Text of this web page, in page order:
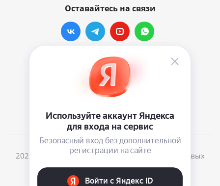
Оставайтесь на связи
Наши контакты
info@vinylmarkt.ru
2026 © Винилмаркт - интернет-магазин виниловых
пластинок